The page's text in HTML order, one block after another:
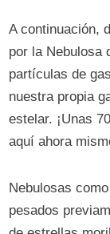
A continuación,
por la Nebulosa
partículas de
nuestra propia
estelar. ¡Unas
aquí ahora
Nebulosas
pesados